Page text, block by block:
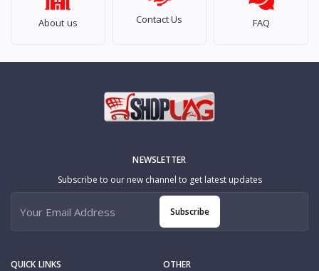
About us Contact Us FAQ
QUICK LINKS OTHER
NEWSLETTER
Subscribe to our new channel to get latest updates
Subscribe